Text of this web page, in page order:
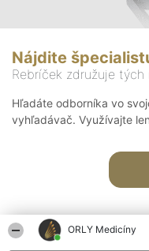
ORLY Medicíny
Nájdite
Rebríček združuje
Hľadáte odborníka vo
vyhľadávač. Využívajte